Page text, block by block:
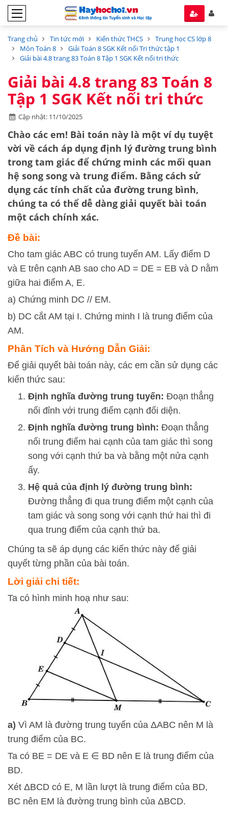
Trang chủ Tin tức mới Kiến thức THCS
Trung học CS lớp 8
Môn Toán 8
Giải Toán 8 SGK Kết nối Tri thức tập 1
Giải bài 4.8 trang 83 Toán 8 Tập 1 SGK Kết nối tri thức
Giải bài 4.8 trang 83 Toán 8
Tập 1 SGK Kết nối tri thức
Cập nhật: 11/10/2025
Chào các em! Bài toán này là một ví dụ tuyệt
vời về cách áp dụng định lý đường trung bình
trong tam giác để chứng minh các mối quan
hệ song song và trung điểm. Bằng cách sử
dụng các tính chất của đường trung bình,
chúng ta có thể dễ dàng giải quyết bài toán
một cách chính xác.
Đề bài:
Cho tam giác ABC có trung tuyến AM. Lấy điểm D
và E trên cạnh AB sao cho AD = DE = EB và D nằm
giữa hai điểm A, E.
a) Chứng minh DC // EM.
b) DC cắt AM tại I. Chứng minh I là trung điểm của
AM.
Phân Tích và Hướng Dẫn Giải:
Để giải quyết bài toán này, các em cần sử dụng các
kiến thức sau:
Định nghĩa đường trung tuyến: Đoạn thẳng
nối đỉnh với trung điểm cạnh đối diện.
Định nghĩa đường trung bình: Đoạn thẳng
nối trung điểm hai cạnh của tam giác thì song
song với cạnh thứ ba và bằng một nửa cạnh
ấy.
Hệ quả của định lý đường trung bình:
Đường thẳng đi qua trung điểm một cạnh của
tam giác và song song với cạnh thứ hai thì đi
qua trung điểm của cạnh thứ ba.
Chúng ta sẽ áp dụng các kiến thức này để giải
quyết từng phần của bài toán.
Lời giải chi tiết:
Ta có hình minh hoạ như sau:
a) Vì AM là đường trung tuyến của ΔABC nên M là
trung điểm của BC.
Ta có BE = DE và E ∈ BD nên E là trung điểm của
BD.
Xét ΔBCD có E, M lần lượt là trung điểm của BD,
BC nên EM là đường trung bình của ΔBCD.